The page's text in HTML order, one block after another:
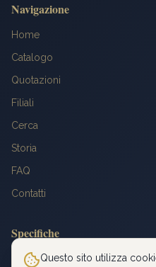
Navigazione
Home
Catalogo
Quotazioni
Filiali
Cerca
Storia
FAQ
Contatti
Specifiche
Peso: 6,4516 g
Questo sito utilizza